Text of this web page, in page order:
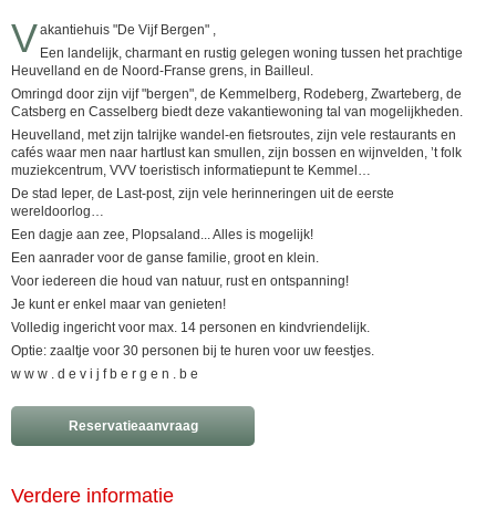
Vakantiehuis "De Vijf Bergen" ,
Een landelijk, charmant en rustig gelegen woning tussen het prachtige
Heuvelland en de Noord-Franse grens, in Bailleul.
Omringd door zijn vijf "bergen", de Kemmelberg, Rodeberg, Zwarteberg, de
Catsberg en Casselberg biedt deze vakantiewoning tal van mogelijkheden.
Heuvelland, met zijn talrijke wandel-en fietsroutes, zijn vele restaurants en
cafés waar men naar hartlust kan smullen, zijn bossen en wijnvelden, ’t folk
muziekcentrum, VVV toeristisch informatiepunt te Kemmel…
De stad Ieper, de Last-post, zijn vele herinneringen uit de eerste
wereldoorlog…
Een dagje aan zee, Plopsaland... Alles is mogelijk!
Een aanrader voor de ganse familie, groot en klein.
Voor iedereen die houd van natuur, rust en ontspanning!
Je kunt er enkel maar van genieten!
Volledig ingericht voor max. 14 personen en kindvriendelijk.
Optie: zaaltje voor 30 personen bij te huren voor uw feestjes.
w w w . d e v i j f b e r g e n . b e
Reservatieaanvraag
Verdere informatie